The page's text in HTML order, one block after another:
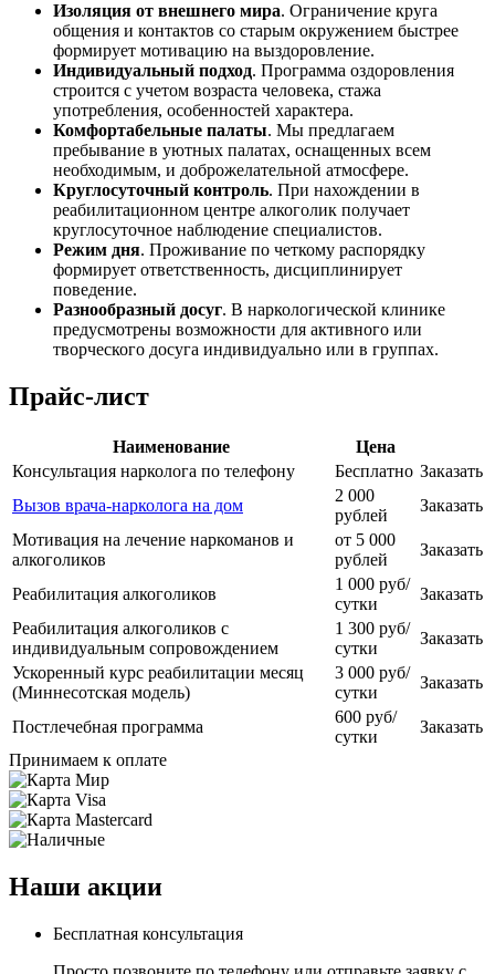
Изоляция от внешнего мира. Ограничение круга
общения и контактов со старым окружением быстрее
формирует мотивацию на выздоровление.
Индивидуальный подход. Программа оздоровления
строится с учетом возраста человека, стажа
употребления, особенностей характера.
Комфортабельные палаты. Мы предлагаем
пребывание в уютных палатах, оснащенных всем
необходимым, и доброжелательной атмосфере.
Круглосуточный контроль. При нахождении в
реабилитационном центре алкоголик получает
круглосуточное наблюдение специалистов.
Режим дня. Проживание по четкому распорядку
формирует ответственность, дисциплинирует
поведение.
Разнообразный досуг. В наркологической клинике
предусмотрены возможности для активного или
творческого досуга индивидуально или в группах.
Прайс-лист
Наименование
Цена
Консультация нарколога по телефону
Бесплатно Заказать
Вызов врача-нарколога на дом
2 000
рублей
Заказать
Мотивация на лечение наркоманов и
алкоголиков
от 5 000
рублей
Заказать
Реабилитация алкоголиков
1 000 руб/
сутки
Заказать
Реабилитация алкоголиков с
индивидуальным сопровождением
1 300 руб/
сутки
Заказать
Ускоренный курс реабилитации месяц
(Миннесотская модель)
3 000 руб/
сутки
Заказать
Постлечебная программа
600 руб/
сутки
Заказать
Принимаем к оплате
Наши акции
Бесплатная консультация